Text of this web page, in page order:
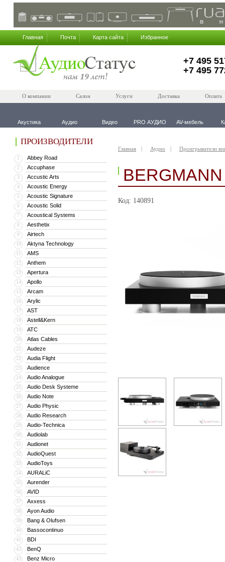
Главная Почта Карта сайта Избранное
+7 495
+7 495
О компании Салон Услуги Доставка Оплата
Акустика Аудио Видео PRO АУДИО AV-мебель
ПРОИЗВОДИТЕЛИ
1 Abbey Road
2 Accuphase
3 Accustic Arts
4 Acoustic Energy
5 Acoustic Signature
6 Acoustic Solid
7 Acoustical Systems
8 Aesthetix
9 Airtech
10 Aktyna Technology
11 AMS
12 Anthem
13 Apertura
14 Apollo
15 Arcam
16 Arylic
17 AST
18 Astell&Kern
19 ATC
20 Atlas Cables
21 Audeze
22 Audia Flight
23 Audience
24 Audio Analogue
25 Audio Desk Systeme
26 Audio Note
27 Audio Physic
28 Audio Research
29 Audio-Technica
30 Audiolab
31 Audionet
32 AudioQuest
33 AudioToys
34 AURALiC
35 Aurender
36 AVID
37 Axxess
38 Ayon Audio
39 Bang & Olufsen
40 Bassocontinuo
41 BDI
42 BenQ
43 Benz Micro
Главная Аудио Проигрыватели
Код: 140891